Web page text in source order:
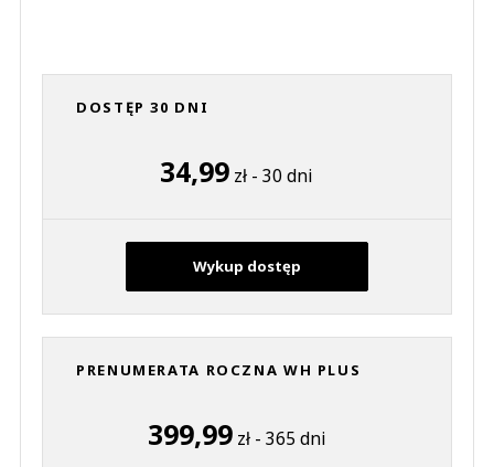
DOSTĘP 30 DNI
34,99 zł - 30 dni
Wykup dostęp
PRENUMERATA ROCZNA WH PLUS
399,99zł - 365 dni